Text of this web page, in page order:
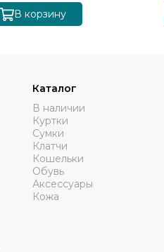
В корзину
Каталог
В наличии
Куртки
Сумки
Клатчи
Кошельки
Обувь
Аксессуары
Кожа